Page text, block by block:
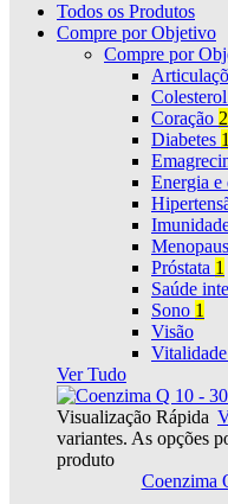
Todos os Produtos
Compre por Objetivo
Compre por
Coração 2
Diabetes 1
Energia e
Próstata 1
Saúde
Sono 1
Visão
Vitalidade
Ver Tudo
Visualização Rápida
variantes. As opções
produto
Coenzima